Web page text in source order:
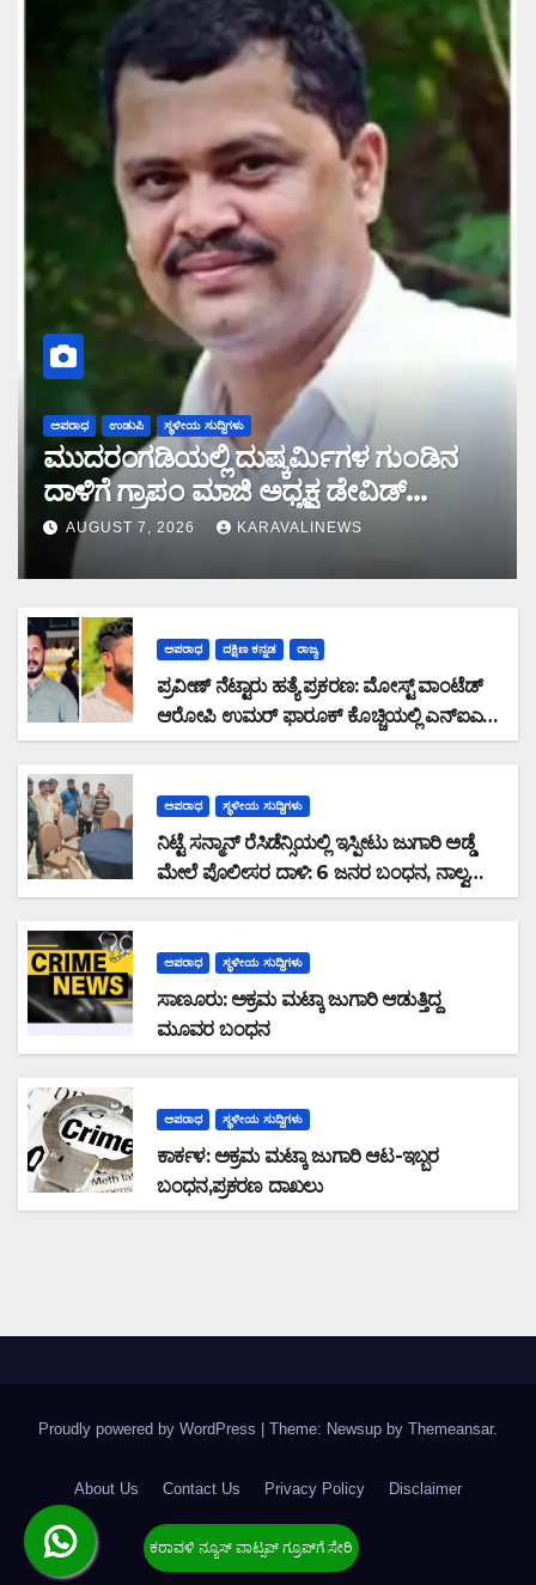
ಅಪರಾಧ ಉಡುಪಿ ಸ್ಥಳೀಯ ಸುದ್ದಿಗಳು
ಮುದರಂಗಡಿಯಲ್ಲಿ ದುಷ್ಕರ್ಮಿಗಳ ಗುಂಡಿನ
ದಾಳಿಗೆ ಗ್ರಾಪಂ ಮಾಜಿ ಅಧ್ಯಕ್ಷ ಡೇವಿಡ್
ಡಿಸೋಜ ಬಲಿ
AUGUST 7, 2026 KARAVALINEWS
ಅಪರಾಧ ದಕ್ಷಿಣ ಕನ್ನಡ ರಾಜ್ಯ
ಪ್ರವೀಣ್ ನೆಟ್ಟಾರು ಹತ್ಯೆ ಪ್ರಕರಣ: ಮೋಸ್ಟ್ ವಾಂಟೆಡ್
ಆರೋಪಿ ಉಮರ್ ಫಾರೂಕ್ ಕೊಚ್ಚಿಯಲ್ಲಿ ಎನ್‌ಐಎ
ವಶಕ್ಕೆ
ಅಪರಾಧ ಸ್ಥಳೀಯ ಸುದ್ದಿಗಳು
ನಿಟ್ಟೆ ಸನ್ಮಾನ್ ರೆಸಿಡೆನ್ಸಿಯಲ್ಲಿ ಇಸ್ಪೀಟು ಜುಗಾರಿ ಅಡ್ಡೆ
ಮೇಲೆ ಪೊಲೀಸರ ದಾಳಿ: 6 ಜನರ ಬಂಧನ, ನಾಲ್ವರು
ಪರಾರಿ: ನಗದು ಹಾಗೂ ಮೊಬೈಲ್ ವಶ
ಅಪರಾಧ ಸ್ಥಳೀಯ ಸುದ್ದಿಗಳು
ಸಾಣೂರು: ಅಕ್ರಮ ಮಟ್ಕಾ ಜುಗಾರಿ ಆಡುತ್ತಿದ್ದ
ಮೂವರ ಬಂಧನ
ಅಪರಾಧ ಸ್ಥಳೀಯ ಸುದ್ದಿಗಳು
ಕಾರ್ಕಳ: ಅಕ್ರಮ ಮಟ್ಕಾ ಜುಗಾರಿ ಆಟ-ಇಬ್ಬರ
ಬಂಧನ,ಪ್ರಕರಣ ದಾಖಲು
Proudly powered by WordPress Theme: Newsup by Themeansar.
About Us Contact Us Privacy Policy Disclaimer
Terms & Condition